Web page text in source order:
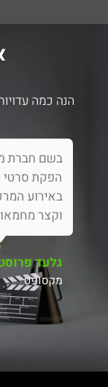
הנה כמה
בשם חברת
הפקת סרטי
וקצר
גלעד
מקסופט